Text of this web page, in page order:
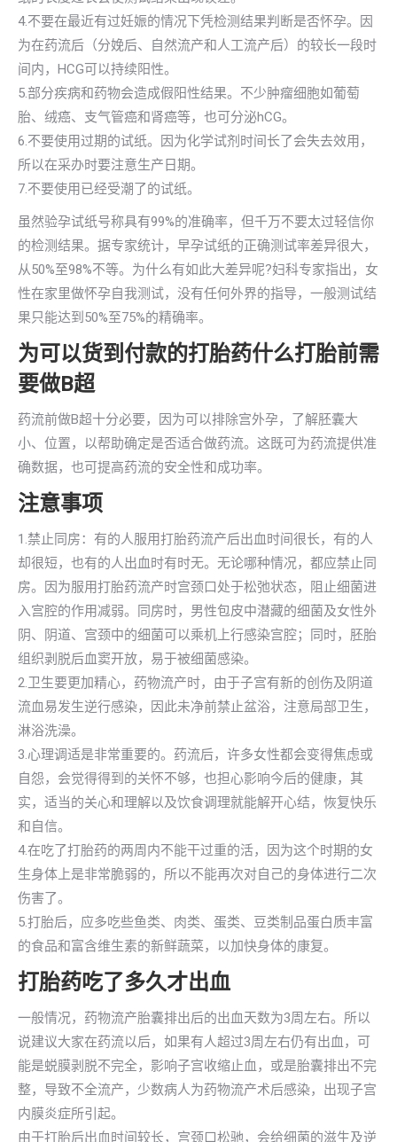
4.不要在最近有过妊娠的情况下凭检测结果判断是否怀孕。因
为在药流后（分娩后、自然流产和人工流产后）的较长一段时
间内，HCG可以持续阳性。
5.部分疾病和药物会造成假阳性结果。不少肿瘤细胞如葡萄
胎、绒癌、支气管癌和肾癌等，也可分泌hCG。
6.不要使用过期的试纸。因为化学试剂时间长了会失去效用，
所以在采办时要注意生产日期。
7.不要使用已经受潮了的试纸。
虽然验孕试纸号称具有99%的准确率，但千万不要太过轻信你
的检测结果。据专家统计，早孕试纸的正确测试率差异很大，
从50%至98%不等。为什么有如此大差异呢?妇科专家指出，女
性在家里做怀孕自我测试，没有任何外界的指导，一般测试结
果只能达到50%至75%的精确率。
为可以货到付款的打胎药什么打胎前需
要做B超
药流前做B超十分必要，因为可以排除宫外孕，了解胚囊大
小、位置，以帮助确定是否适合做药流。这既可为药流提供准
确数据，也可提高药流的安全性和成功率。
注意事项
1.禁止同房：有的人服用打胎药流产后出血时间很长，有的人
却很短，也有的人出血时有时无。无论哪种情况，都应禁止同
房。因为服用打胎药流产时宫颈口处于松弛状态，阻止细菌进
入宫腔的作用减弱。同房时，男性包皮中潜藏的细菌及女性外
阴、阴道、宫颈中的细菌可以乘机上行感染宫腔；同时，胚胎
组织剥脱后血窦开放，易于被细菌感染。
2.卫生要更加精心，药物流产时，由于子宫有新的创伤及阴道
流血易发生逆行感染，因此未净前禁止盆浴，注意局部卫生，
淋浴洗澡。
3.心理调适是非常重要的。药流后，许多女性都会变得焦虑或
自怨，会觉得得到的关怀不够，也担心影响今后的健康，其
实，适当的关心和理解以及饮食调理就能解开心结，恢复快乐
和自信。
4.在吃了打胎药的两周内不能干过重的活，因为这个时期的女
生身体上是非常脆弱的，所以不能再次对自己的身体进行二次
伤害了。
5.打胎后，应多吃些鱼类、肉类、蛋类、豆类制品蛋白质丰富
的食品和富含维生素的新鲜蔬菜，以加快身体的康复。
打胎药吃了多久才出血
一般情况，药物流产胎囊排出后的出血天数为3周左右。所以
说建议大家在药流以后，如果有人超过3周左右仍有出血，可
能是蜕膜剥脱不完全，影响子宫收缩止血，或是胎囊排出不完
整，导致不全流产，少数病人为药物流产术后感染，出现子宫
内膜炎症所引起。
由于打胎后出血时间较长，宫颈口松驰，会给细菌的滋生及逆